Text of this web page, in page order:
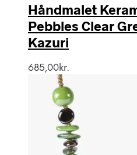
Håndmalet
Pebbles Clear
Kazuri
685,00kr.